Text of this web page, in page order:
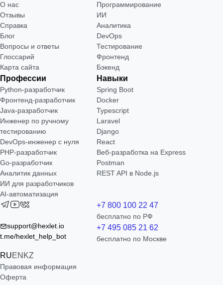
О нас
Отзывы
Справка
Блог
Вопросы и ответы
Глоссарий
Карта сайта
Программирование
ИИ
Аналитика
DevOps
Тестирование
Фронтенд
Бэкенд
Профессии
Python-разработчик
Фронтенд-разработчик
Java-разработчик
Инженер по ручному
тестированию
DevOps-инженер с нуля
РНР-разработчик
Go-разработчик
Аналитик данных
ИИ для разработчиков
AI-автоматизация
Навыки
Spring Boot
Docker
Typescript
Laravel
Django
React
Веб-разработка на Express
Postman
REST API в Node.js
support@hexlet.io
t.me/hexlet_help_bot
RUEN KZ
+7 800 100 22 47
бесплатно по РФ
+7 495 085 21 62
бесплатно по Москве
Правовая информация
Оферта